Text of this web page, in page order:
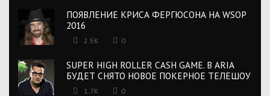
ПОЯВЛЕНИЕ КРИСА ФЕРГЮСОНА НА WSOP
2016
2.5K 0
SUPER HIGH ROLLER CASH GAME. В ARIA
БУДЕТ СНЯТО НОВОЕ ПОКЕРНОЕ ТЕЛЕШОУ
1.7K 0